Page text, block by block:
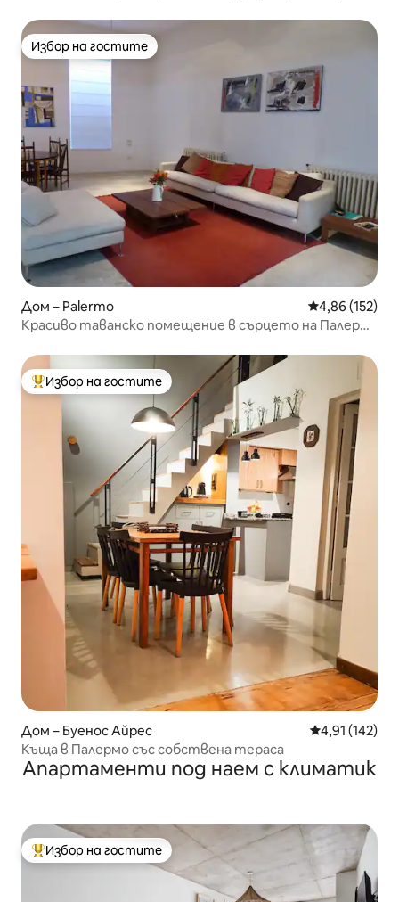
Избор на гостите
Избор на гостите
Дом – Palermo Средна
4,86 (152)
Красиво таванско помещение в сърцето на Палермо
Най-популярен избор на гостите
Избор на гостите
Дом – Буенос Айрес Средна
4,91 (142)
Къща в Палермо със собствена тераса
Апартаменти под наем с климатик
Най-популярен избор на гостите
Избор на гостите